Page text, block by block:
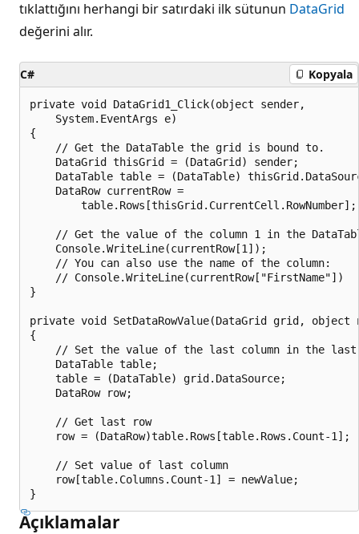
tıklattığını herhangi bir satırdaki ilk sütunun DataGrid
değerini alır.
C# Kopyala
private void DataGrid1_Click(object sender,
    System.EventArgs e)
{
    // Get the DataTable the grid is bound to.
    DataGrid thisGrid = (DataGrid) sender;
DataTable table = (DataTable)
    DataRow currentRow =
        table.Rows[thisGrid.CurrentCell.RowNumber];
// Get the value of the column 1 in the
    Console.WriteLine(currentRow[1]);
    // You can also use the name of the column:
    // Console.WriteLine(currentRow["FirstName"])
}
private void SetDataRowValue(DataGrid grid, object
{
// Set the value of the last column in the
    DataTable table;
    table = (DataTable) grid.DataSource;
    DataRow row;
    // Get last row
    row = (DataRow)table.Rows[table.Rows.Count-1];
    // Set value of last column
    row[table.Columns.Count-1] = newValue;
Açıklamalar